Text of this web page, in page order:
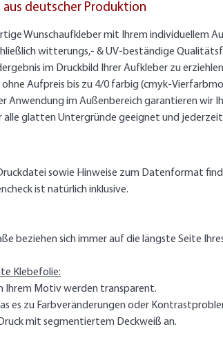
deutscher Produktion
Wunschaufkleber mit Ihrem individuellem
witterungs,- & UV-beständige
im Druckbild Ihrer Aufkleber zu
Aufpreis bis zu 4/0 farbig (cmyk-
Anwendung im Außenbereich garantieren wir
alle glatten Untergründe geeignet und
sowie Hinweise zum Datenformat
ist natürlich inklusive.
beziehen sich immer auf die längste Seite
Klebefolie:
Ihrem Motiv werden transparent.
es zu Farbveränderungen oder
mit segmentiertem Deckweiß an.